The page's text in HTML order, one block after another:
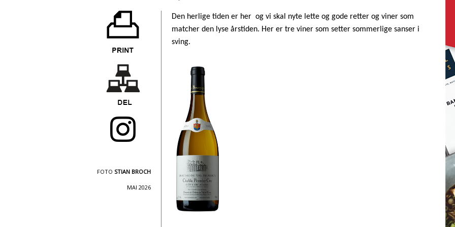
FOTO STIAN BROCH
MAI 2026
Den herlige tiden er her og vi skal nyte lette og gode retter og viner som
matcher den lyse årstiden. Her er tre viner som setter sommerlige sanser i
sving.